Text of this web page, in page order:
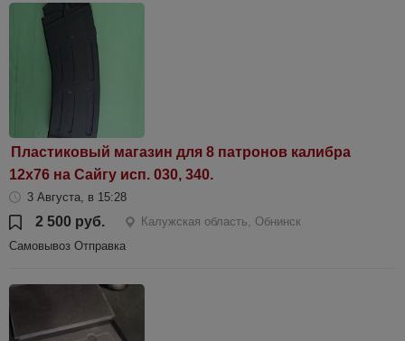
Пластиковый магазин для 8 патронов калибра
12х76 на Сайгу исп. 030, 340.
3 Августа, в 15:28
2 500 руб.
Калужская область, Обнинск
Самовывоз Отправка